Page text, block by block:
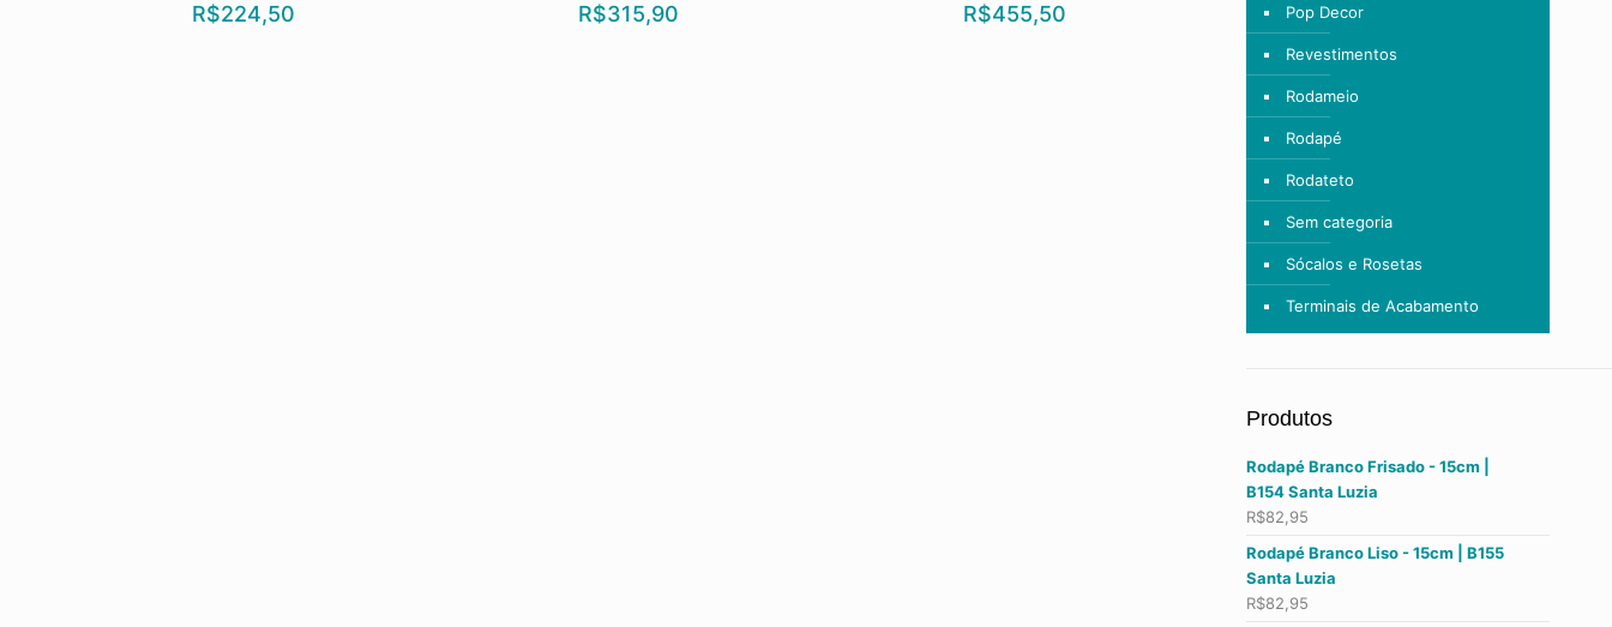
R$224,50 R$315,90 R$455,50 Pop Decor
Revestimentos
Rodameio
Rodapé
Rodateto
Sem categoria
Sócalos e Rosetas
Terminais de Acabamento
Produtos
Rodapé Branco Frisado - 15cm |
B154 Santa Luzia
R$82,95
Rodapé Branco Liso - 15cm | B155
Santa Luzia
R$82,95